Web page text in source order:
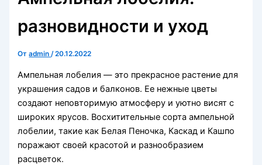
разновидности и уход
Отadmin/20.12.2022
Ампельная лобелия — это прекрасное растение для
украшения садов и балконов. Ее нежные цветы
создают неповторимую атмосферу и уютно висят с
широких ярусов. Восхитительные сорта ампельной
лобелии, такие как Белая Пеночка, Каскад и Кашпо
поражают своей красотой и разнообразием
расцветок.